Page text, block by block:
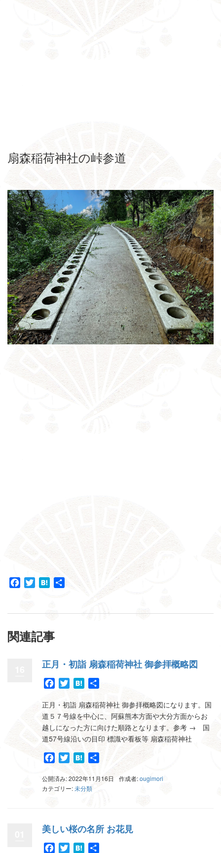
扇森稲荷神社の峠参道
Facebook
TwitterHatena
関連記事
正月・初詣 扇森稲荷神社 御参拝概略図
FacebookTwitterHatena
正月・初詣 扇森稲荷神社 御参拝概略図になります。国
道５７号線を中心に、阿蘇熊本方面や大分方面からお
越しになった方に向けた順路となります。参考 → 国
道57号線沿いの目印 標識や看板等 扇森稲荷神社
FacebookTwitterHatena
公開済み: 2022年11月16日 作成者:ougimori
カテゴリー:未分類
美しい桜の名所 お花見
FacebookTwitterHatena